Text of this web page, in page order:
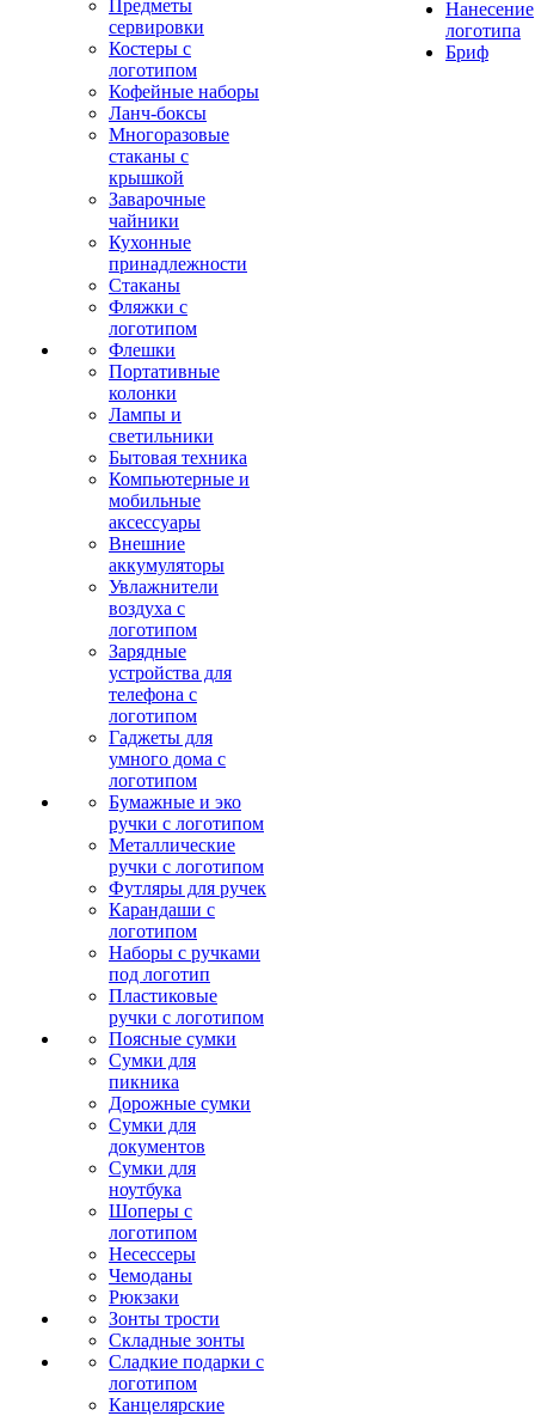
Предметы
сервировки
Костеры с
логотипом
Кофейные наборы
Ланч-боксы
Многоразовые
стаканы с
крышкой
Заварочные
чайники
Кухонные
принадлежности
Стаканы
Фляжки с
логотипом
Флешки
Портативные
колонки
Лампы и
светильники
Бытовая техника
Компьютерные и
мобильные
аксессуары
Внешние
аккумуляторы
Увлажнители
воздуха с
логотипом
Зарядные
устройства для
телефона с
логотипом
Гаджеты для
умного дома с
логотипом
Бумажные и эко
ручки с логотипом
Металлические
ручки с логотипом
Футляры для ручек
Карандаши с
логотипом
Наборы с ручками
под логотип
Пластиковые
ручки с логотипом
Поясные сумки
Сумки для
пикника
Дорожные сумки
Сумки для
документов
Сумки для
ноутбука
Шоперы с
логотипом
Несессеры
Чемоданы
Рюкзаки
Зонты трости
Складные зонты
Сладкие подарки с
логотипом
Канцелярские
Нанесение
логотипа
Бриф